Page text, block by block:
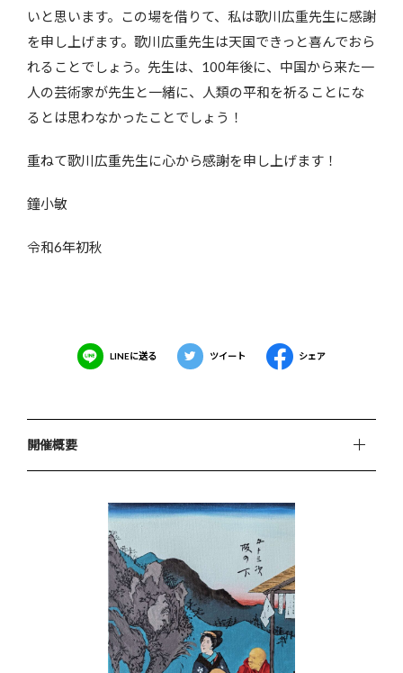
いと思います。この場を借りて、私は歌川広重先生に感謝
を申し上げます。歌川広重先生は天国できっと喜んでおら
れることでしょう。先生は、100年後に、中国から来た一
人の芸術家が先生と一緒に、人類の平和を祈ることにな
るとは思わなかったことでしょう！
重ねて歌川広重先生に心から感謝を申し上げます！
鐘小敏
令和6年初秋
LINEに送る ツイート シェア
開催概要